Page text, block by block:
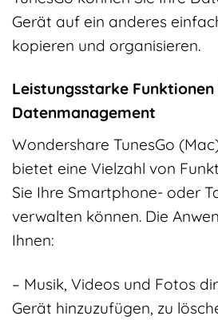
Gerät auf ein anderes
kopieren und organisieren.
Leistungsstarke
Datenmanagement
Wondershare TunesGo
bietet eine Vielzahl von
Sie Ihre Smartphone- oder
verwalten können. Die
Ihnen:
– Musik, Videos und Fotos
Gerät hinzuzufügen, zu